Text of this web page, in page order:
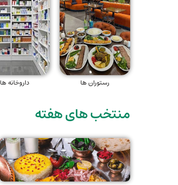
رستوران ها داروخانه ها
منتخب های هفته